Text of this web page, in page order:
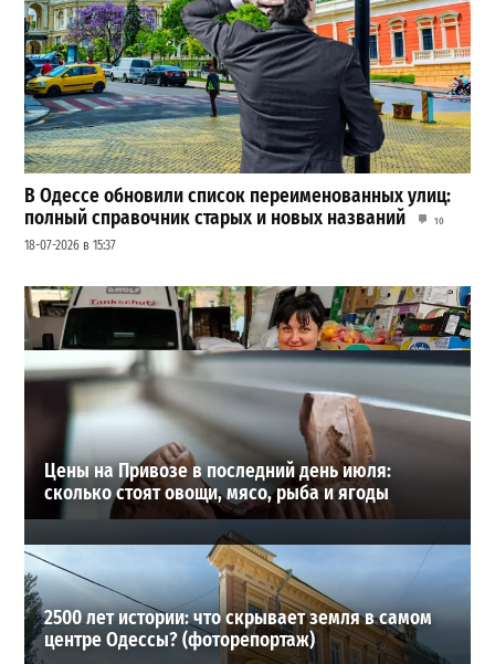
В Одессе обновили список переименованных улиц:
полный справочник старых и новых названий
10
18-07-2026 в 15:37
Шезлонги, бунгало и VIP-зоны: сколько придется
заплатить за отдых в Аркадии
3
21-07-2026 в 19:23
ВИБОР РЕДАКЦИИ
Цены на Привозе в последний день июля:
сколько стоят овощи, мясо, рыба и ягоды
2500 лет истории: что скрывает земля в самом
центре Одессы? (фоторепортаж)